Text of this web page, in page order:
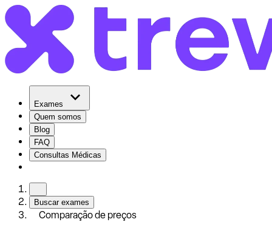
Exames
Quem somos
Blog
FAQ
Consultas Médicas
Buscar exames
Comparação de preços